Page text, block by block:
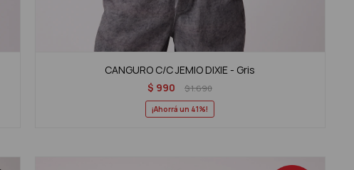
CANGURO C/C JEMIO DIXIE - Gris
$ 990 $1.690
41